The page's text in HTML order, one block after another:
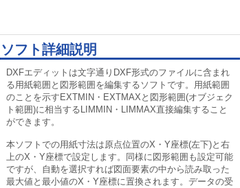
ソフト詳細説明
DXFエディットは文字通りDXF形式のファイルに含まれ
る用紙範囲と図形範囲を編集するソフトです。用紙範囲
のことを示すEXTMIN・EXTMAXと図形範囲(オブジェク
ト範囲)に相当するLIMMIN・LIMMAX直接編集すること
ができます。
本ソフトでの用紙寸法は原点位置のX・Y座標(左下)と右
上のX・Y座標で設定します。同様に図形範囲も設定可能
ですが、自動を選択すれば図面要素の中から読み取った
最大値と最小値のX・Y座標に置換されます。データの受